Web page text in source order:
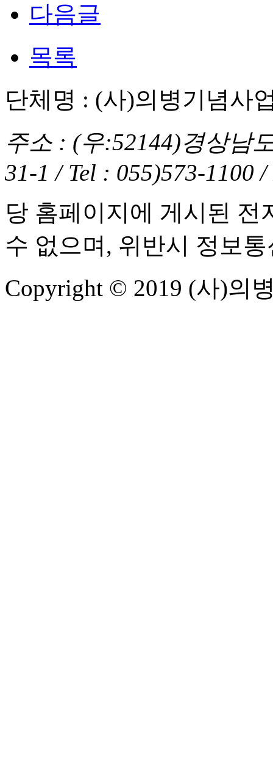
다음글
목록
단체명 : (사)의병기념사
주소 : (우:52144)경상남
31-1 / Tel : 055)573-1100
당 홈페이지에 게시된
수 없으며, 위반시 정보
Copyright © 2019 (사)의